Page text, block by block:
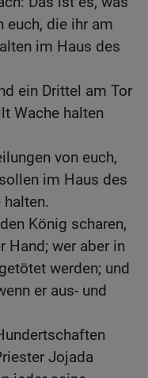
euch, die ihr am
im Haus des
ein Drittel am Tor
Wache halten
von euch,
im Haus des
halten.
König scharen,
Hand; wer aber in
werden; und
er aus- und
Jojada